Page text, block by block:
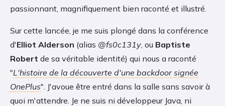
passionnant, magnifiquement bien raconté et illustré.
Sur cette lancée, je me suis plongé dans la conférence
d'Elliot Alderson (alias @fs0c131y , ou Baptiste
Robert de sa véritable identité) qui nous a raconté
"L'histoire de la découverte d'une backdoor signée
OnePlus". J'avoue être entré dans la salle sans savoir à
quoi m'attendre. Je ne suis ni développeur Java, ni